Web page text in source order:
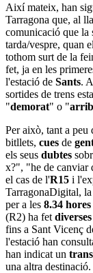
Així mateix, han
Tarragona que, al
comunicació que la
tarda/vespre, quan el
tothom surt de la
fet, ja en les
l'estació de Sants.
sortides de trens
"demorat" o "
Per això, tant a peu
bitllets, cues de
els seus dubtes
x?", "he de canviar
el cas de l'R15 i
TarragonaDigital, la
per a les 8.34 hores
(R2) ha fet
fins a Sant Vicenç
l'estació han
han indicat un
una altra destinació.